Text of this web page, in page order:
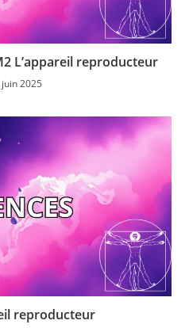
L’appareil reproducteur
2025
reproducteur